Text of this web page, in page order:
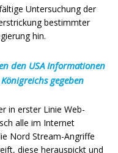
Untersuchung der
bestimmter
hin.
den USA Informationen
gegeben
in erster Linie Web-
alle im Internet
Nord Stream-Angriffe
diese herauspickt und